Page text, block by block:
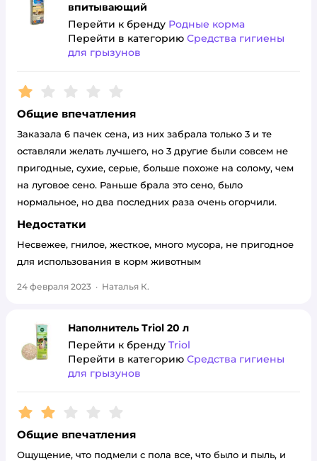
впитывающий
Перейти к бренду Родные корма
Перейти в категорию Средства гигиены
для грызунов
Рейтинг:1
Общие впечатления
Заказала 6 пачек сена, из них забрала только 3 и те
оставляли желать лучшего, но 3 другие были совсем не
пригодные, сухие, серые, больше похоже на солому, чем
на луговое сено. Раньше брала это сено, было
нормальное, но два последних раза очень огорчили.
Недостатки
Несвежее, гнилое, жесткое, много мусора, не пригодное
для использования в корм животным
24 февраля 2023 · Наталья К.
Наполнитель Triol 20 л
Перейти к бренду Triol
Перейти в категорию Средства гигиены
для грызунов
Рейтинг:2
Общие впечатления
Ощущение, что подмели с пола все, что было и пыль, и